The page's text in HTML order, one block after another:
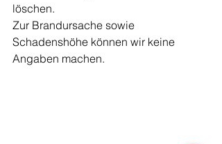
löschen.
Zur Brandursache sowie
Schadenshöhe können wir keine
Angaben machen.